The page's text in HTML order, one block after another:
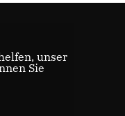
unser
Sie